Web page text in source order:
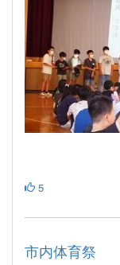
5
市内体育祭